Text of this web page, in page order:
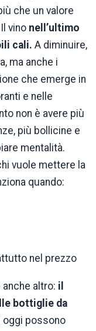
che un valore
vino nell’ultimo
cali. A diminuire,
ma anche i
che emerge in
e nelle
non è avere più
più bollicine e
mentalità.
vuole mettere la
quando:
nel prezzo
altro: il
bottiglie da
oggi possono